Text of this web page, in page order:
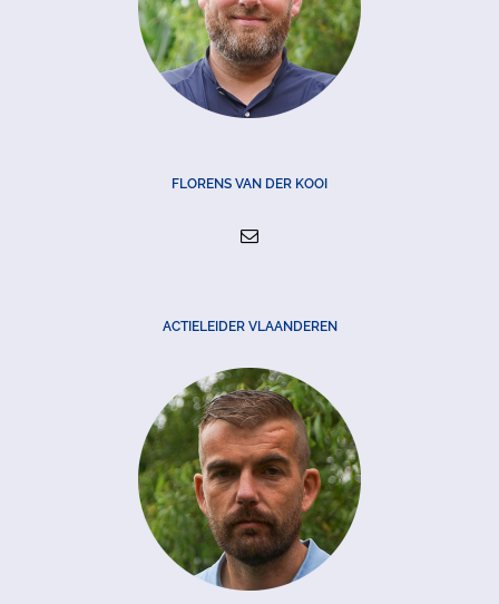
FLORENS VAN DER KOOI
ACTIELEIDER VLAANDEREN